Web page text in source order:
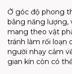
Ở góc độ phong
bằng năng lượng,
mang theo vật
tránh làm rối loạn
người nhạy cảm
gian kín còn có